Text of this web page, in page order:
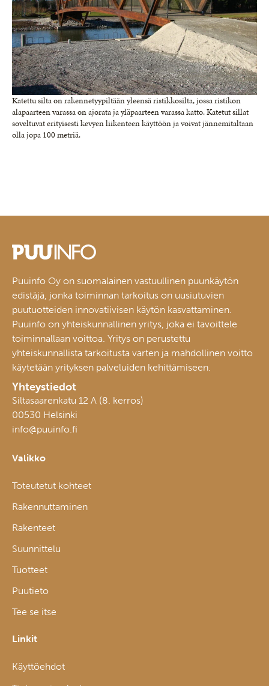
Katettu silta on rakennetyypiltään yleensä ris­tikkosilta, jossa ristikon
alapaarteen varassa on ajorata ja yläpaarteen varassa katto. Katetut sillat
soveltuvat erityisesti kevyen liikenteen käyttöön ja voivat jännemitaltaan
olla jopa 100 metriä.
Puuinfo Oy on suomalainen vastuullinen puunkäytön
edistäjä, jonka toiminnan tarkoitus on uusiutuvien
puutuotteiden innovatiivisen käytön kasvattaminen.
Puuinfo on yhteiskunnallinen yritys, joka ei tavoittele
toiminnallaan voittoa. Yritys on perustettu
yhteiskunnallista tarkoitusta varten ja mahdollinen voitto
käytetään yrityksen palveluiden kehittämiseen.
Yhteystiedot
Siltasaarenkatu 12 A (8. kerros)
00530 Helsinki
info@puuinfo.fi
Valikko
Toteutetut kohteet
Rakennuttaminen
Rakenteet
Suunnittelu
Tuotteet
Puutieto
Tee se itse
Linkit
Käyttöehdot